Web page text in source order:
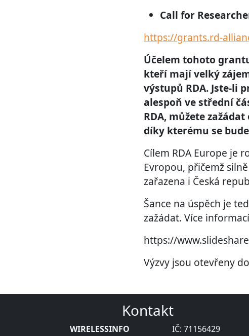
Call for
https://grants.rd-
Účelem tohoto
kteří mají velký
výstupů RDA. Jste-li
alespoň ve střední
RDA, můžete
díky kterému se
Cílem RDA Europe je
Evropou, přičemž
zařazena i Česká
Šance na úspěch je
zažádat. Více
https://
Výzvy jsou otevřeny do
Kontakt
WIRELESSINFO
IČ: 71156429